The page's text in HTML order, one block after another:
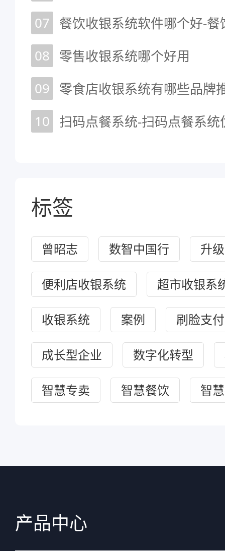
07 餐饮收银系统软件哪个好-
08 零售收银系统哪个好用
09 零食店收银系统有哪些品牌
10 扫码点餐系统-扫码点餐系统
标签
曾昭志 数智中国行 升
便利店收银系统 超市收银系
收银系统 案例 刷脸支付
成长型企业 数字化转型
智慧专卖 智慧餐饮 智
产品中心